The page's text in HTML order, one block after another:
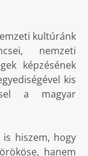
kultúránk
nemzeti
képzésének
kis
a magyar
hiszem, hogy
hanem